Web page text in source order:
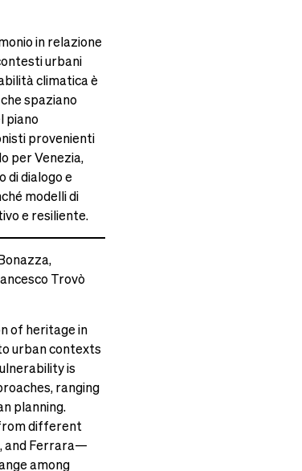
in relazione
urbani
climatica è
spaziano
piano
provenienti
per Venezia,
di dialogo e
modelli di
e resiliente.
Trovò
of heritage in
urban contexts
is
ranging
planning.
different
and Ferrara—
among